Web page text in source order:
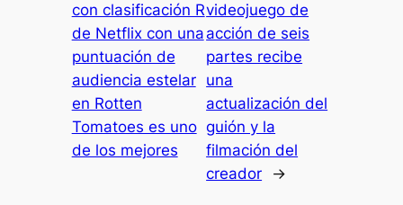
con clasificación R
de Netflix con una
puntuación de
audiencia estelar
en Rotten
Tomatoes es uno
de los mejores
videojuego de
acción de seis
partes recibe
una
actualización del
guión y la
filmación del
creador
→